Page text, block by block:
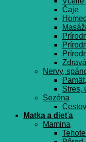
Čaje
Nervy,
Stres,
Sezóna
Matka a dieťa
Mamina